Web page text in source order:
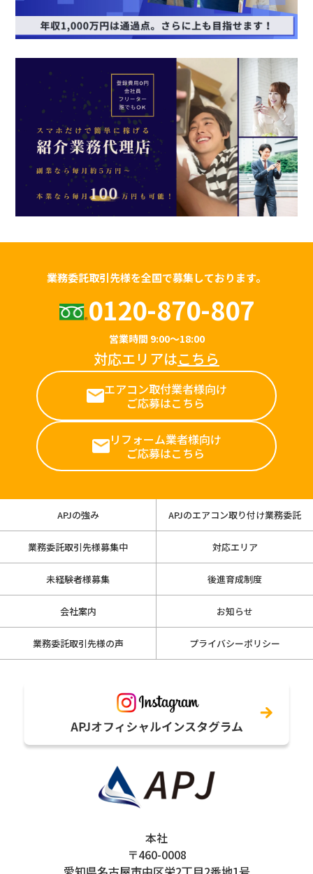
業務委託取引先様を全国で募集しております。
0120-870-807
営業時間 9:00～18:00
対応エリアはこちら
エアコン取付業者様向け
ご応募はこちら
リフォーム業者様向け
ご応募はこちら
APJの強み APJのエアコン取り付け業務委託
業務委託取引先様募集中 対応エリア
未経験者様募集 後進育成制度
会社案内 お知らせ
業務委託取引先様の声 プライバシーポリシー
本社
〒460-0008